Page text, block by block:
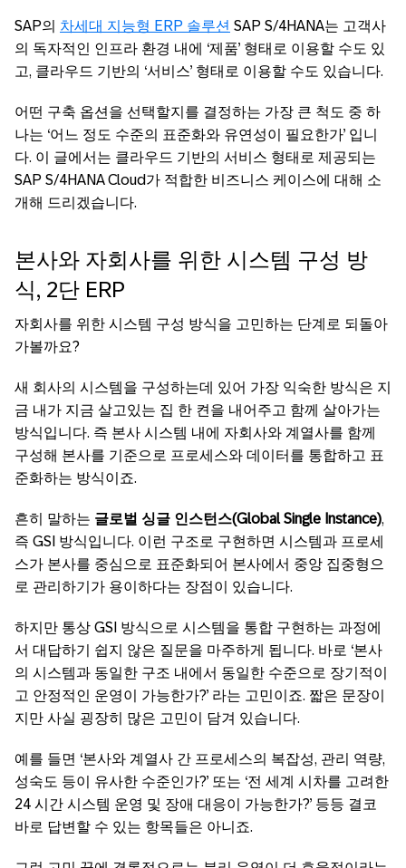
SAP의 차세대 지능형 ERP 솔루션 SAP S/4HANA는 고객사
의 독자적인 인프라 환경 내에 ‘제품’ 형태로 이용할 수도 있
고, 클라우드 기반의 ‘서비스’ 형태로 이용할 수도 있습니다.
어떤 구축 옵션을 선택할지를 결정하는 가장 큰 척도 중 하
나는 ‘어느 정도 수준의 표준화와 유연성이 필요한가’ 입니
다. 이 글에서는 클라우드 기반의 서비스 형태로 제공되는
SAP S/4HANA Cloud가 적합한 비즈니스 케이스에 대해 소
개해 드리겠습니다.
본사와 자회사를 위한 시스템 구성 방
식, 2단 ERP
자회사를 위한 시스템 구성 방식을 고민하는 단계로 되돌아
가볼까요?
새 회사의 시스템을 구성하는데 있어 가장 익숙한 방식은 지
금 내가 지금 살고있는 집 한 켠을 내어주고 함께 살아가는
방식입니다. 즉 본사 시스템 내에 자회사와 계열사를 함께
구성해 본사를 기준으로 프로세스와 데이터를 통합하고 표
준화하는 방식이죠.
흔히 말하는 글로벌 싱글 인스턴스(Global Single Instance),
즉 GSI 방식입니다. 이런 구조로 구현하면 시스템과 프로세
스가 본사를 중심으로 표준화되어 본사에서 중앙 집중형으
로 관리하기가 용이하다는 장점이 있습니다.
하지만 통상 GSI 방식으로 시스템을 통합 구현하는 과정에
서 대답하기 쉽지 않은 질문을 마주하게 됩니다. 바로 ‘본사
의 시스템과 동일한 구조 내에서 동일한 수준으로 장기적이
고 안정적인 운영이 가능한가?’ 라는 고민이죠. 짧은 문장이
지만 사실 굉장히 많은 고민이 담겨 있습니다.
예를 들면 ‘본사와 계열사 간 프로세스의 복잡성, 관리 역량,
성숙도 등이 유사한 수준인가?’ 또는 ‘전 세계 시차를 고려한
24 시간 시스템 운영 및 장애 대응이 가능한가?’ 등등 결코
바로 답변할 수 있는 항목들은 아니죠.